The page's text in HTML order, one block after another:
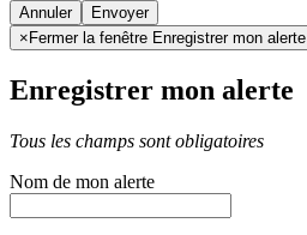
Annuler
× Fermer la fenêtre Enregistrer mon alerte
Enregistrer mon alerte
Tous les champs sont obligatoires
Nom de mon alerte